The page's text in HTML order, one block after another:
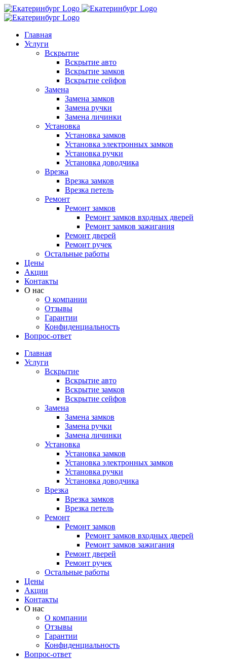
Skip
to
Главная
Услуги
Вскрытие
Вскрытие авто
Вскрытие замков
Вскрытие сейфов
Замена
Замена замков
Замена ручки
Замена личинки
Установка
Установка замков
Установка электронных замков
Установка ручки
Установка доводчика
Врезка
Врезка замков
Врезка петель
Ремонт
Ремонт замков
Ремонт замков входных дверей
Ремонт замков зажигания
Ремонт дверей
Ремонт ручек
Остальные работы
Цены
Акции
Контакты
О нас
О компании
Отзывы
Гарантии
Конфиденциальность
Вопрос-ответ
Главная
Услуги
Вскрытие
Вскрытие авто
Вскрытие замков
Вскрытие сейфов
Замена
Замена замков
Замена ручки
Замена личинки
Установка
Установка замков
Установка электронных замков
Установка ручки
Установка доводчика
Врезка
Врезка замков
Врезка петель
Ремонт
Ремонт замков
Ремонт замков входных дверей
Ремонт замков зажигания
Ремонт дверей
Ремонт ручек
Остальные работы
Цены
Акции
Контакты
О нас
О компании
Отзывы
Гарантии
Конфиденциальность
Вопрос-ответ